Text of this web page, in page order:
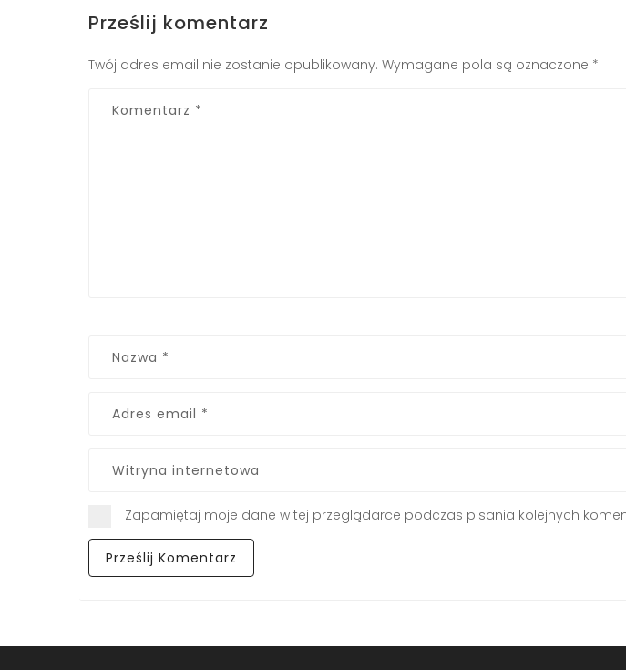
Prześlij komentarz
Twój adres email nie zostanie opublikowany. Wymagane pola są oznaczone *
Zapamiętaj moje dane w tej przeglądarce podczas pisania kolejnych